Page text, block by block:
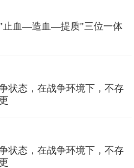
止血—造血—提质"三位一体
状态，在战争环境下，不存
状态，在战争环境下，不存